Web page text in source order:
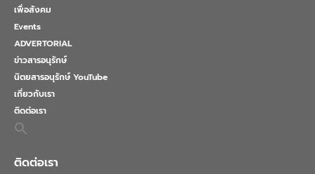
เพื่อสังคม
Events
ADVERTORIAL
ข่าวสารอนุรักษ์
นิตยสารอนุรักษ์ YouTube
เกี่ยวกับเรา
ติดต่อเรา
Search
for:
ติดต่อเรา